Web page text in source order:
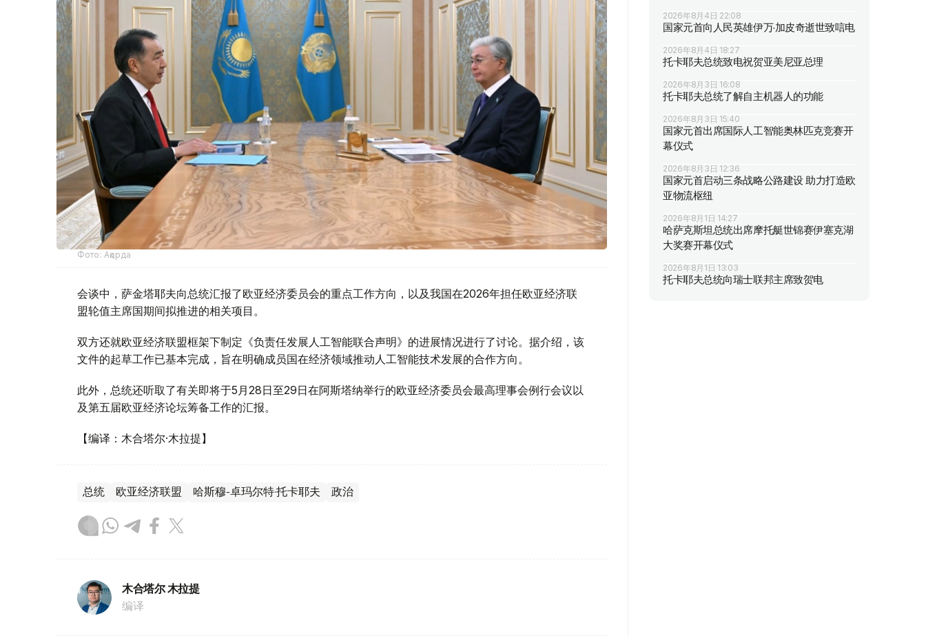
Фото: Ақорда
会谈中，萨金塔耶夫向总统汇报了欧亚经济委员会的重点工作方向，以及我国在2026年担任欧亚经济联
盟轮值主席国期间拟推进的相关项目。
双方还就欧亚经济联盟框架下制定《负责任发展人工智能联合声明》的进展情况进行了讨论。据介绍，该
文件的起草工作已基本完成，旨在明确成员国在经济领域推动人工智能技术发展的合作方向。
此外，总统还听取了有关即将于5月28日至29日在阿斯塔纳举行的欧亚经济委员会最高理事会例行会议以
及第五届欧亚经济论坛筹备工作的汇报。
【编译：木合塔尔·木拉提】
总统 欧亚经济联盟 哈斯穆-卓玛尔特·托卡耶夫 政治
木合塔尔 木拉提
编译
2026年8月4日 22:08
国家元首向人民英雄伊万·加皮奇逝世致唁电
2026年8月4日 18:27
托卡耶夫总统致电祝贺亚美尼亚总理
2026年8月3日 16:08
托卡耶夫总统了解自主机器人的功能
2026年8月3日 15:40
国家元首出席国际人工智能奥林匹克竞赛开
幕仪式
2026年8月3日 12:36
国家元首启动三条战略公路建设 助力打造欧
亚物流枢纽
2026年8月1日 14:27
哈萨克斯坦总统出席摩托艇世锦赛伊塞克湖
大奖赛开幕仪式
2026年8月1日 13:03
托卡耶夫总统向瑞士联邦主席致贺电